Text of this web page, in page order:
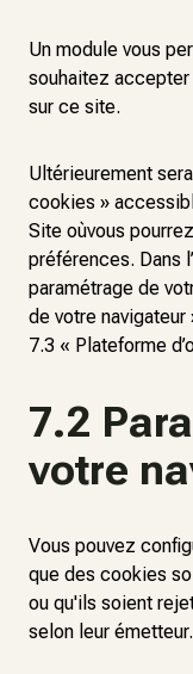
Un module vous
souhaitez
sur ce site.
Ultérieurement
cookies »
Site oùvous
préférences. Dans
paramétrage de
de votre navigateur
7.3 « Plateforme
7.2
votre
Vous pouvez
que des cookies
ou qu'ils soient
selon leur émetteur.